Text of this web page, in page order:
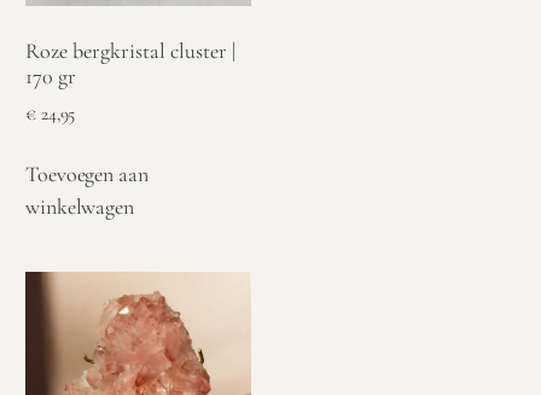
Roze bergkristal cluster |
170 gr
€24,95
Toevoegen aan
winkelwagen